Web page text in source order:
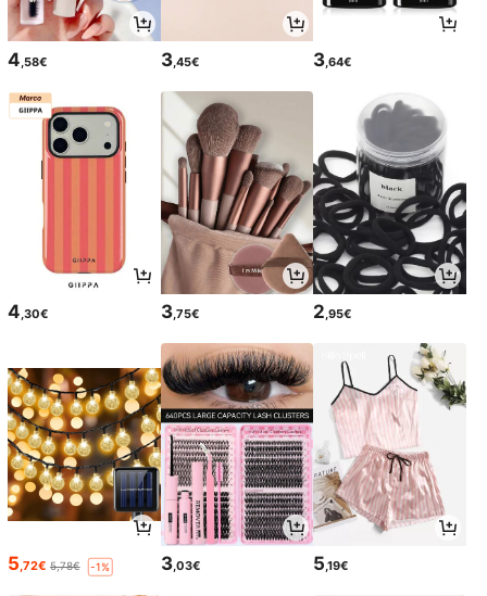
4 ,58€ 3,45€ 3 ,64€
4,30€ 3,75€ 2,95€
5,72€ 5,78€ -1% 3,03€ 5,19€